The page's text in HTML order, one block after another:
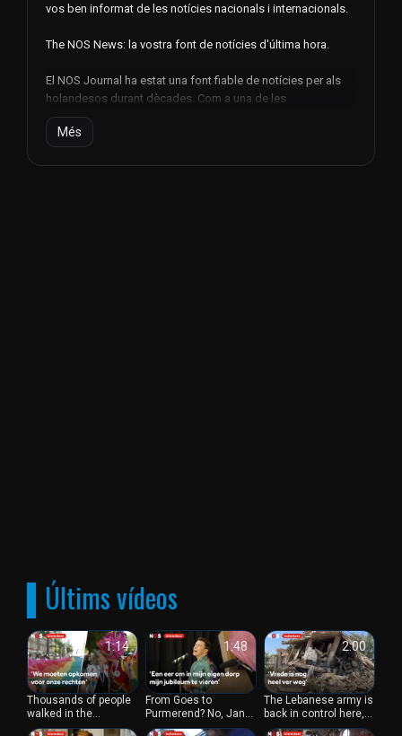
vos ben informat de les notícies nacionals i internacionals.
The NOS News: la vostra font de notícies d'última hora.
El NOS Journal ha estat una font fiable de notícies per als
holandesos durant dècades. Com a una de les
organitzacions de notícies més conegudes i respectades
dels Països Baixos, NOS Journaal ofereix una visió diària de
les últimes notícies, tant a nivell nacional com internacional.
especials, com ara NOS News on 1, que aprofundeixen en
temes importants. Aquests programes ofereixen
una comprensió més profunda de les històries i
esdeveniments subjacents.
El NOS News no només és una font de notícies, sinó també
una eina important per a la ciutadania i el compromís cívic.
Et permet entendre millor el món que t'envolta i formar les
Més
Últims vídeos
1:14
Thousands of people
walked in the
WorldPride March
1:48
From Goes to
Purmerend? No, Jan
Smit celebrates
2:00
The Lebanese army is
back in control here,
but Israel is still close